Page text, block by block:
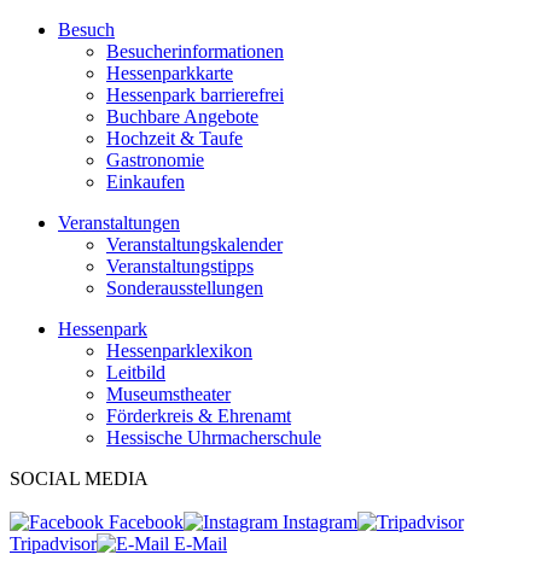
Besuch
Besucherinformationen
Hessenparkkarte
Hessenpark barrierefrei
Buchbare Angebote
Hochzeit & Taufe
Gastronomie
Einkaufen
Veranstaltungen
Veranstaltungskalender
Veranstaltungstipps
Sonderausstellungen
Hessenpark
Hessenparklexikon
Leitbild
Museumstheater
Förderkreis & Ehrenamt
Hessische Uhrmacherschule
SOCIAL MEDIA
Facebook
Instagram
Tripadvisor
E-Mail